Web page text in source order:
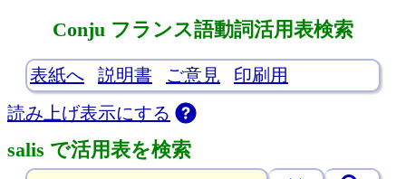
Conju フランス語動詞活用表検索
表紙へ 説明書 ご意見
印刷用
読み上げ表示にする
salis で活用表を検索